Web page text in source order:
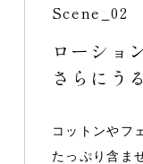
Scene_02
ローショ
さらにう
コットンやフ
たっぷり含ま